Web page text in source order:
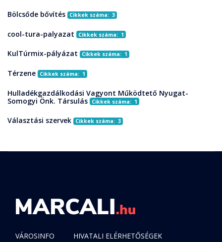
Bölcsőde bővítés Cikkek száma: 3
cool-tura-palyazat Cikkek száma: 1
KulTúrmix-pályázat Cikkek száma: 1
Térzene Cikkek száma: 1
Hulladékgazdálkodási Vagyont Működtető Nyugat-
Somogyi Önk. Társulás
Cikkek száma: 1
Választási szervek Cikkek száma: 3
VÁROSINFO HIVATALI ELÉRHETŐSÉGEK